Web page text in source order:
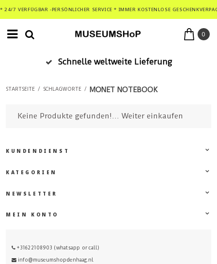
* 24/7 VERFÜGBAR -PERSÖNLICHER SERVICE * IMMER KOSTENLOSE
0
Schnelle weltweite Lieferung
STARTSEITE / SCHLAGWORTE / MONET NOTEBOOK
Keine Produkte gefunden!... Weiter einkaufen
KUNDENDIENST
KATEGORIEN
NEWSLETTER
MEIN KONTO
+31622108903 (whatsapp or call)
info@museumshopdenhaag.nl